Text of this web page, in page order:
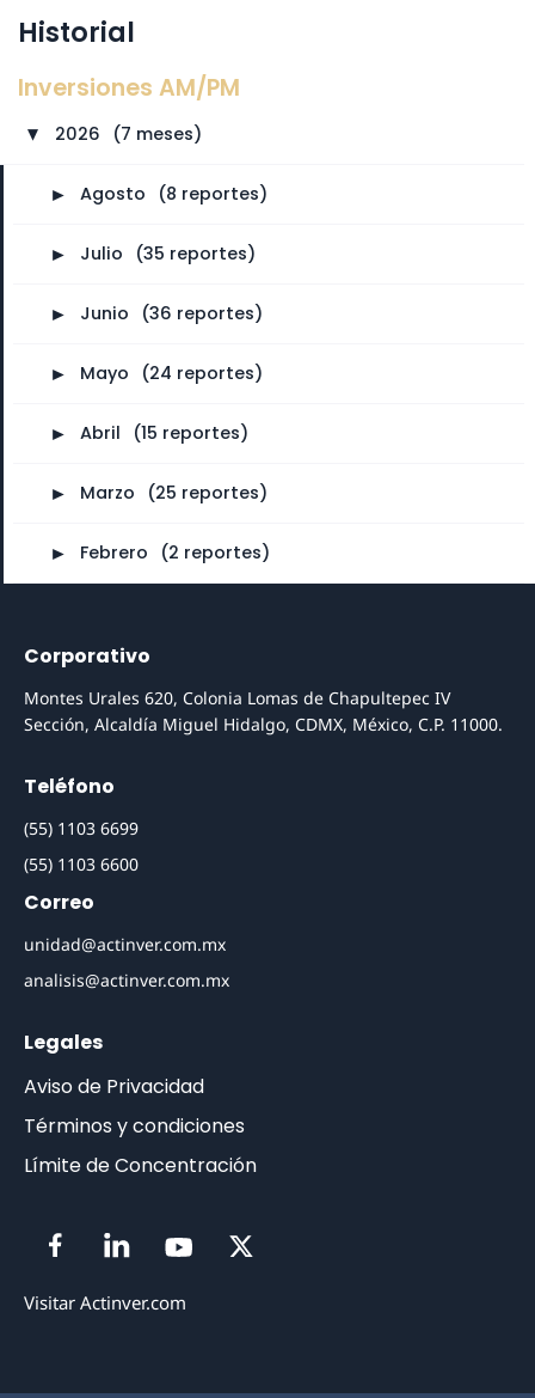
Historial
Inversiones AM/PM
► 2026 (7 meses)
► Agosto (8 reportes)
► Julio (35 reportes)
► Junio (36 reportes)
► Mayo (24 reportes)
► Abril (15 reportes)
► Marzo (25 reportes)
► Febrero (2 reportes)
Corporativo
Montes Urales 620, Colonia Lomas de Chapultepec IV
Sección, Alcaldía Miguel Hidalgo, CDMX, México, C.P. 11000.
Teléfono
(55) 1103 6699
(55) 1103 6600
Correo
unidad@actinver.com.mx
analisis@actinver.com.mx
Legales
Aviso de Privacidad
Términos y condiciones
Límite de Concentración
Visitar Actinver.com